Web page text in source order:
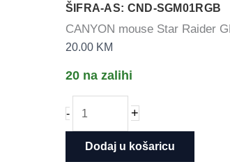
ŠIFRA-AS: CND-SGM01RGB
CANYON mouse Star Raider
20.00 KM
20 na zalihi
-
mouse
+
Dodaj u košaricu